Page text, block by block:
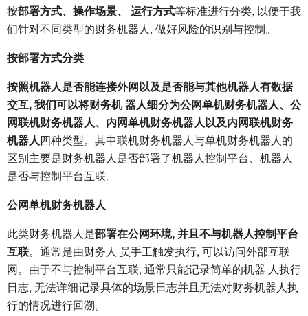
按部署方式、操作场景、 运行方式等标准进行分类, 以便于我
们针对不同类型的财务机器人, 做好风险的识别与控制。
按部署方式分类
按照机器人是否能连接外网以及是否能与其他机器人有数据
交互, 我们可以将财务机 器人细分为公网单机财务机器人、公
网联机财务机器人、内网单机财务机器人以及内网联机财务
机器人四种类型。其中联机财务机器人与单机财务机器人的
区别主要是财务机器人是否部署了机器人控制平台、机器人
是否与控制平台互联。
公网单机财务机器人
此类财务机器人是部署在公网环境, 并且不与机器人控制平台
互联。通常是由财务人 员手工触发执行, 可以访问外部互联
网。由于不与控制平台互联, 通常只能记录简单的机器 人执行
日志, 无法详细记录具体的场景日志并且无法对财务机器人执
行的情况进行回溯。